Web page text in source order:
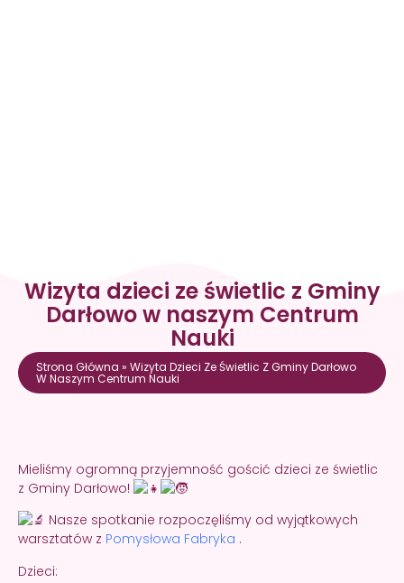
Wizyta dzieci ze świetlic z Gminy
Darłowo w naszym Centrum
Nauki
Strona Główna » Wizyta Dzieci Ze Świetlic Z Gminy Darłowo
W Naszym Centrum Nauki
Mieliśmy ogromną przyjemność gościć dzieci ze świetlic
z Gminy Darłowo!
Nasze spotkanie rozpoczęliśmy od wyjątkowych
warsztatów z Pomysłowa Fabryka .
Dzieci: